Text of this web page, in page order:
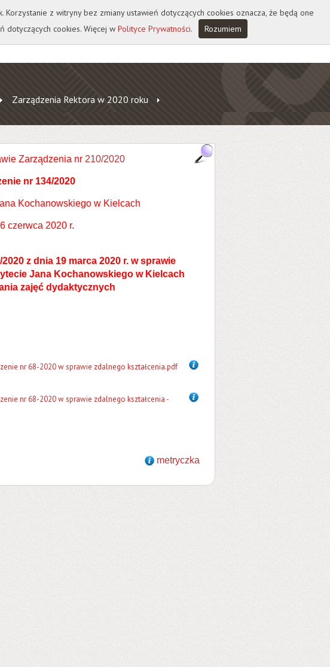
A A
Zarządzenia Rektora w 2020 roku
Zarządzenia nr 210/2020
nr 134/2020
Kochanowskiego w Kielcach
czerwca 2020 r.
z dnia 19 marca 2020 r. w sprawie
Jana Kochanowskiego w Kielcach
zajęć dydaktycznych
nr 68-2020 w sprawie zdalnego kształcenia.pdf
nr 68-2020 w sprawie zdalnego kształcenia -
metryczka
z witryny bez zmiany ustawień dotyczących cookies oznacza, że będą one
dotyczących cookies. Więcej w Polityce Prywatności. Rozumiem